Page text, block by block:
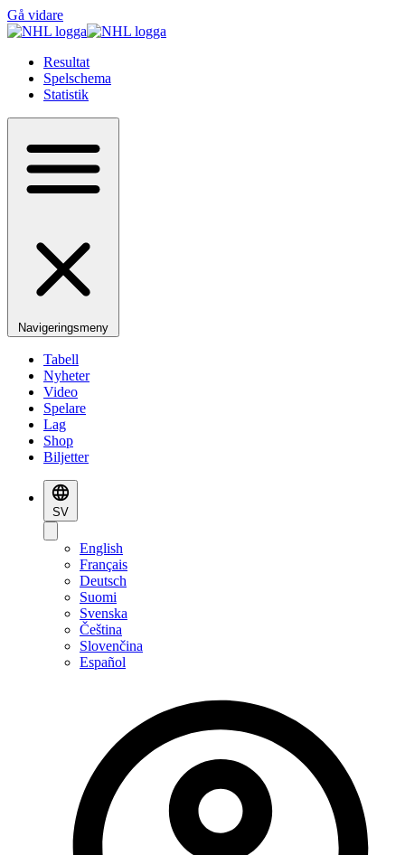
Gå vidare
Resultat
Spelschema
Statistik
Navigeringsmeny
Tabell
Nyheter
Video
Spelare
Lag
Shop
Biljetter
SV
English
Français
Deutsch
Suomi
Svenska
Čeština
Slovenčina
Español